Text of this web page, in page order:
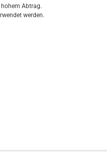
Abtrag.
werden.